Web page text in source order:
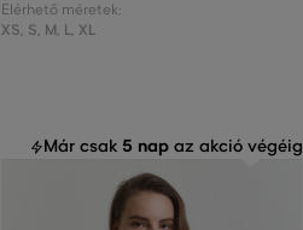
Elérhető méretek:
XS, S, M, L, XL
Már csak 5 napaz akció végéig